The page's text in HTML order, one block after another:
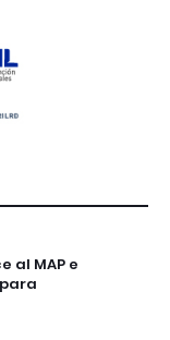
al MAP e